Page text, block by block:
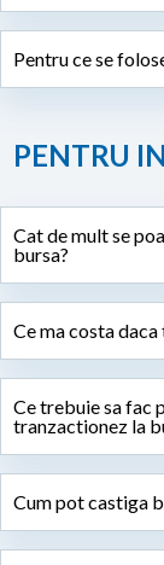
Pentru ce se
PENTRU
Cat de mult se
bursa?
Ce ma costa
Ce trebuie sa fac
tranzactionez la
Cum pot castiga